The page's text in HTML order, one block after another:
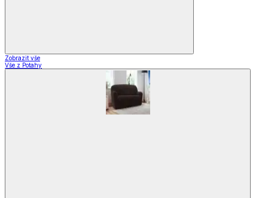
Zobrazit vše
Vše z Potahy